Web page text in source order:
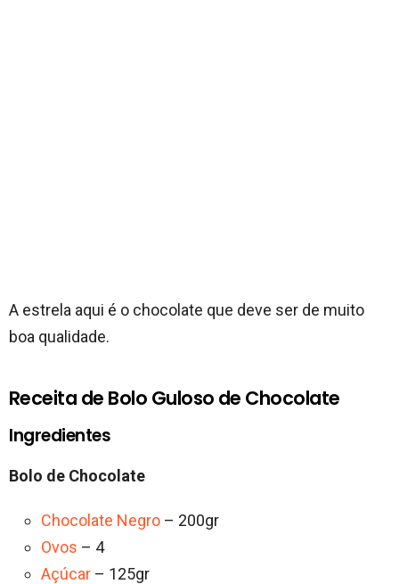
A estrela aqui é o chocolate que deve ser de muito
boa qualidade.
Receita de Bolo Guloso de Chocolate
Ingredientes
Bolo de Chocolate
Chocolate Negro – 200gr
Ovos – 4
Açúcar – 125gr